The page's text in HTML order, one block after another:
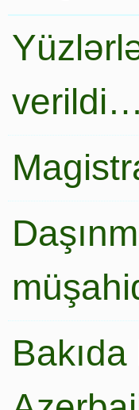
verildi…